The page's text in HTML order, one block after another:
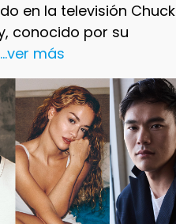
en la televisión Chuck
conocido por su
...ver más